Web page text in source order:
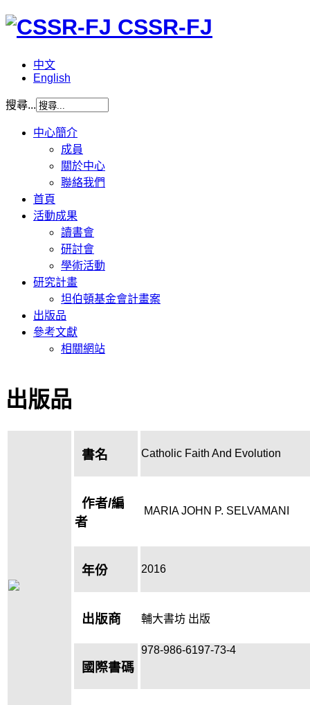
CSSR-FJ
中文
English
搜尋...
中心簡介
成員
關於中心
聯絡我們
首頁
活動成果
讀書會
研討會
學術活動
研究計畫
坦伯頓基金會計畫案
出版品
參考文獻
相關網站
出版品
書名 Catholic Faith And Evolution
作者/編
者
MARIA JOHN P. SELVAMANI
年份 2016
出版商 輔大書坊 出版
國際書碼
978-986-6197-73-4